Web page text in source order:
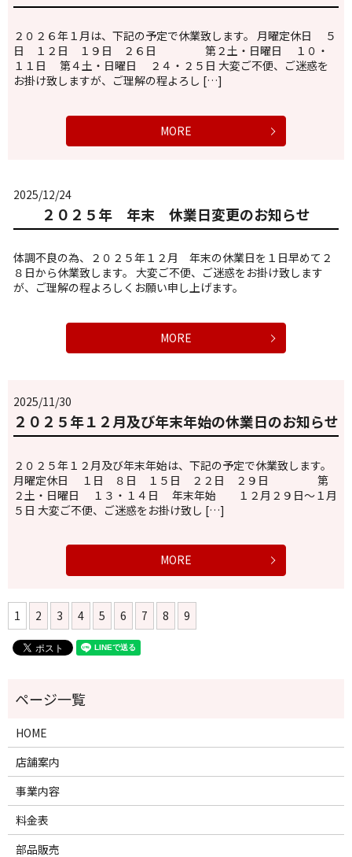
２０２６年１月は、下記の予定で休業致します。 月曜定休日 ５
日 １２日 １９日 ２６日 第２土・日曜日 １０・
１１日 第４土・日曜日 ２４・２５日 大変ご不便、ご迷惑を
お掛け致しますが、ご理解の程よろし […]
MORE
2025/12/24
２０２５年 年末 休業日変更のお知らせ
体調不良の為、２０２５年１２月 年末の休業日を１日早めて２
８日から休業致します。 大変ご不便、ご迷惑をお掛け致します
が、ご理解の程よろしくお願い申し上げます。
MORE
2025/11/30
２０２５年１２月及び年末年始の休業日のお知らせ
２０２５年１２月及び年末年始は、下記の予定で休業致します。
月曜定休日 １日 ８日 １５日 ２２日 ２９日 第
２土・日曜日 １３・１４日 年末年始 １２月２９日～１月
５日 大変ご不便、ご迷惑をお掛け致し […]
MORE
1 2 3 4 5 6 7 8 9
HOME
店舗案内
事業内容
料金表
部品販売